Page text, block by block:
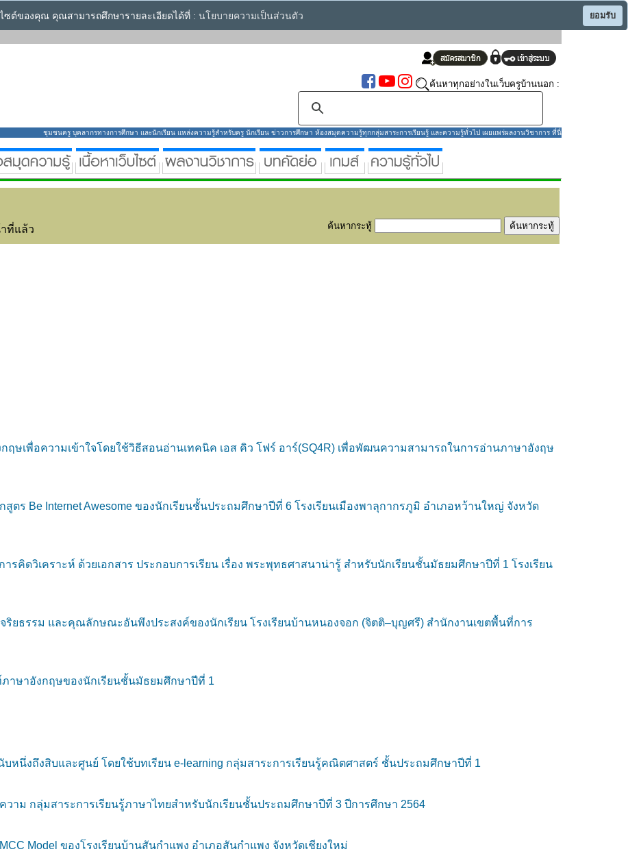
ซต์ของคุณ คุณสามารถศึกษารายละเอียดได้ที่ : นโยบายความเป็นส่วนตัว ยอมรับ
ค้นหาทุกอย่างในเว็บครูบ้านนอก :
ชุมชนครู บุคลากรทางการศึกษา และนักเรียน แหล่งความรู้สำหรับครู นักเรียน ข่าวการศึกษา ห้องสมุดความรู้ทุกกลุ่มสาระการเรียนรู้ และความรู้ทั่วไป เผยแพร่ผลงานวิชาการ ที่นี่
ที่แล้ว ค้นหากระทู้
ษเพื่อความเข้าใจโดยใช้วิธีสอนอ่านเทคนิค เอส คิว โฟร์ อาร์(SQ4R) เพื่อพัฒนความสามารถในการอ่านภาษาอังฤษ
ตร Be Internet Awesome ของนักเรียนชั้นประถมศึกษาปีที่ 6 โรงเรียนเมืองพาลุกากรภูมิ อำเภอหว้านใหญ่ จังหวัด
คิดวิเคราะห์ ด้วยเอกสาร ประกอบการเรียน เรื่อง พระพุทธศาสนาน่ารู้ สำหรับนักเรียนชั้นมัธยมศึกษาปีที่ 1 โรงเรียน
จริยธรรม และคุณลักษณะอันพึงประสงค์ของนักเรียน โรงเรียนบ้านหนองจอก (จิตติ–บุญศรี) สำนักงานเขตพื้นที่การ
าษาอังกฤษของนักเรียนชั้นมัธยมศึกษาปีที่ 1
หนึ่งถึงสิบและศูนย์ โดยใช้บทเรียน e-learning กลุ่มสาระการเรียนรู้คณิตศาสตร์ ชั้นประถมศึกษาปีที่ 1
าม กลุ่มสาระการเรียนรู้ภาษาไทยสำหรับนักเรียนชั้นประถมศึกษาปีที่ 3 ปีการศึกษา 2564
Model ของโรงเรียนบ้านสันกำแพง อำเภอสันกำแพง จังหวัดเชียงใหม่